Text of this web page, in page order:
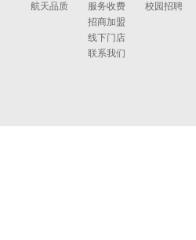
航天品质
服务收费
招商加盟
线下门店
联系我们
校园招聘